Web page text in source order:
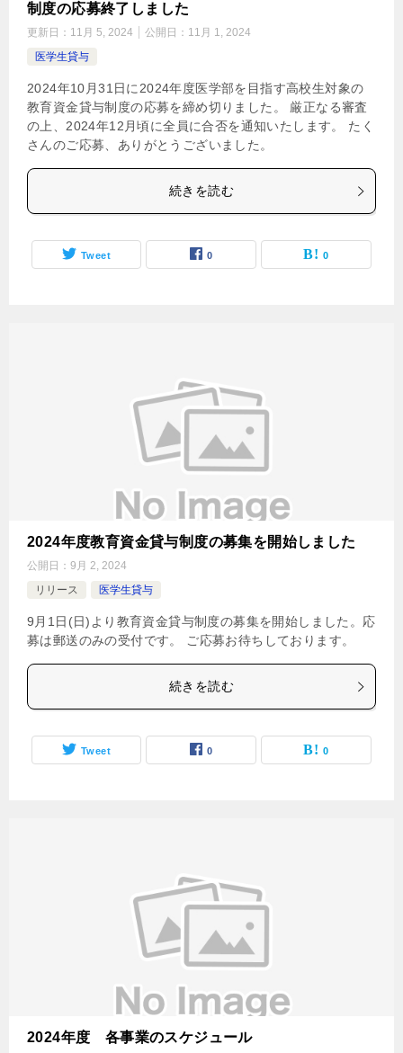
制度の応募終了しました
更新日： 11月 5, 2024 公開日： 11月 1, 2024
医学生貸与
2024年10月31日に2024年度医学部を目指す高校生対象の
教育資金貸与制度の応募を締め切りました。 厳正なる審査
の上、2024年12月頃に全員に合否を通知いたします。 たく
さんのご応募、ありがとうございました。
続きを読む
Tweet 0 0
2024年度教育資金貸与制度の募集を開始しました
公開日： 9月 2, 2024
リリース
医学生貸与
9月1日(日)より教育資金貸与制度の募集を開始しました。応
募は郵送のみの受付です。 ご応募お待ちしております。
続きを読む
Tweet 0 0
2024年度 各事業のスケジュール